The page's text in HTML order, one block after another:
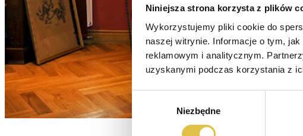
Niniejsza strona korzysta z plików
Wykorzystujemy pliki cookie do
naszej witrynie. Informacje o tym,
reklamowym i analitycznym.
uzyskanymi podczas korzystania z
Wybór
zgody
Niezbędne